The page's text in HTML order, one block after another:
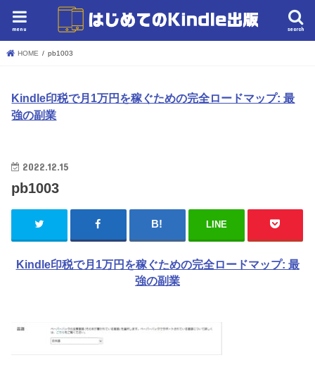
search
menu
HOME pb1003
Kindle印税で月1万円を稼ぐための完全ロードマップ: 最
強の副業
2022.12.15
pb1003
LINE
Kindle印税で月1万円を稼ぐための完全ロードマップ: 最
強の副業